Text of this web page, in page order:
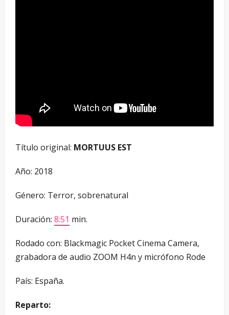
Título original: MORTUUS EST
Año: 2018
Género: Terror, sobrenatural
Duración: 8:51 min.
Rodado con: Blackmagic Pocket Cinema Camera,
grabadora de audio ZOOM H4n y micrófono Rode
País: España.
Reparto: